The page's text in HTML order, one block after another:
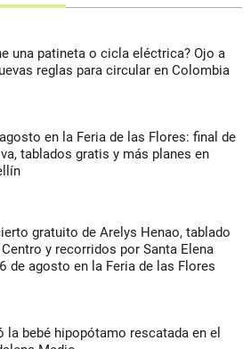
una patineta o cicla eléctrica? Ojo a
reglas para circular en Colombia
en la Feria de las Flores: final de
tablados gratis y más planes en
gratuito de Arelys Henao, tablado
y recorridos por Santa Elena
de agosto en la Feria de las Flores
la bebé hipopótamo rescatada en el